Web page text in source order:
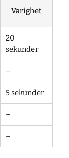
Varighet
20
sekunder
–
5 sekunder
–
–